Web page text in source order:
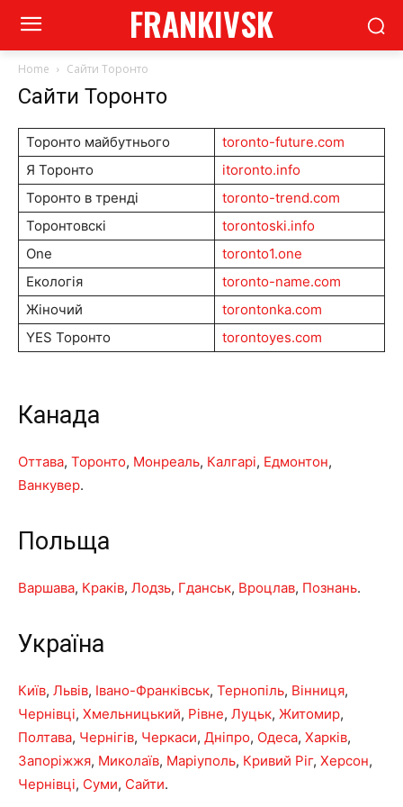
FRANKIVSK
Home Сайти Торонто
Сайти Торонто
Торонто майбутнього
toronto-future.com
Я Торонто
itoronto.info
Торонто в тренді
toronto-trend.com
Торонтовскі
torontoski.info
One
toronto1.one
Екологія
toronto-name.com
Жіночий
torontonka.com
YES Торонто
torontoyes.com
Канада
Оттава, Торонто, Монреаль, Калгарі, Едмонтон,
Ванкувер.
Польща
Варшава, Краків, Лодзь, Гданськ, Вроцлав, Познань.
Україна
Київ, Львів, Івано-Франківськ, Тернопіль, Вінниця,
Чернівці, Хмельницький, Рівне, Луцьк, Житомир,
Полтава, Чернігів, Черкаси, Дніпро, Одеса, Харків,
Запоріжжя, Миколаїв, Маріуполь, Кривий Ріг, Херсон,
Чернівці, Суми, Сайти.